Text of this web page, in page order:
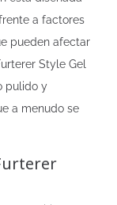
a factores
pueden afectar
Style Gel
pulido y
a menudo se